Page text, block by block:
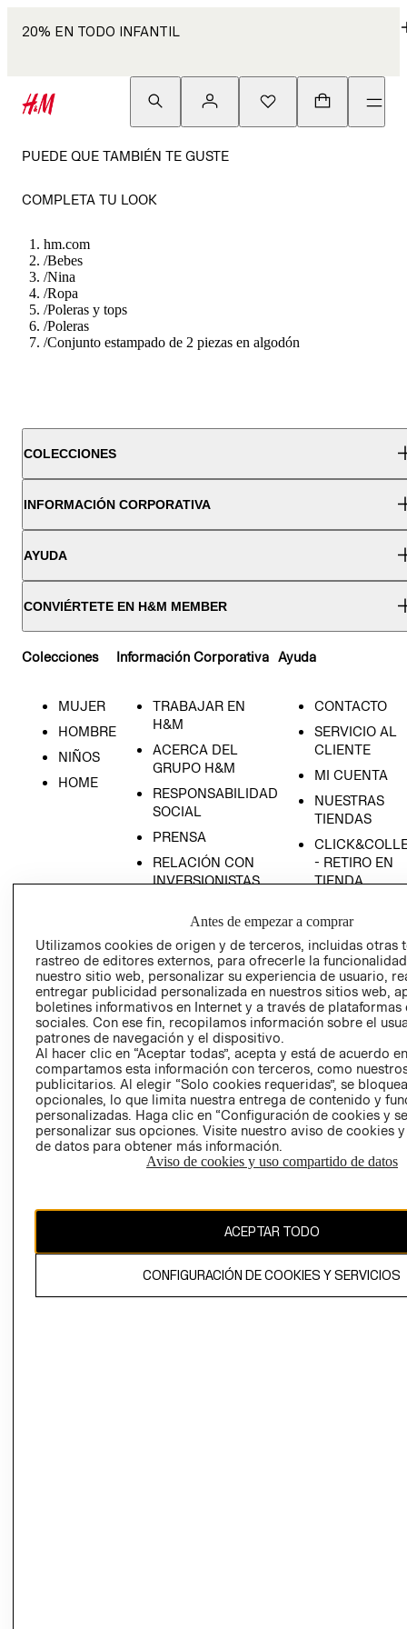
20% EN TODO INFANTIL
PUEDE QUE TAMBIÉN TE GUSTE
COMPLETA TU LOOK
hm.com
/Bebes
/Nina
/Ropa
/Poleras y tops
/Poleras
/Conjunto estampado de 2 piezas en algodón
COLECCIONES
INFORMACIÓN CORPORATIVA
AYUDA
CONVIÉRTETE EN H&M MEMBER
Colecciones
MUJER
HOMBRE
NIÑOS
HOME
Información Corporativa
TRABAJAR EN
H&M
ACERCA DEL
GRUPO H&M
RESPONSABILIDAD
SOCIAL
PRENSA
RELACIÓN CON
INVERSIONISTAS
EMPRESARIAL
Ayuda
CONTACTO
SERVICIO AL
CLIENTE
MI CUENTA
NUESTRAS
TIENDAS
- RETIRO EN
TIENDA
CONDICIONES
AVISO DE
PRIVACIDAD
GIFT CARD
AVISO DE
El contenido de esta página web está protegido por copyright y es
Antes de empezar a comprar
Utilizamos cookies de origen y de terceros, incluidas otras
rastreo de editores externos, para ofrecerle la
nuestro sitio web, personalizar su experiencia de usuario,
entregar publicidad personalizada en nuestros sitios web,
boletines informativos en Internet y a través de plataformas
sociales. Con ese fin, recopilamos información sobre el
patrones de navegación y el dispositivo.
Al hacer clic en “Aceptar todas”, acepta y está de acuerdo
compartamos esta información con terceros, como
publicitarios. Al elegir “Solo cookies requeridas”, se
opcionales, lo que limita nuestra entrega de contenido y
personalizadas. Haga clic en “Configuración de cookies y
personalizar sus opciones. Visite nuestro aviso de cookies
de datos para obtener más información.
Aviso de cookies y uso compartido de datos
ACEPTAR TODO
CONFIGURACIÓN DE COOKIES Y SERVICIOS